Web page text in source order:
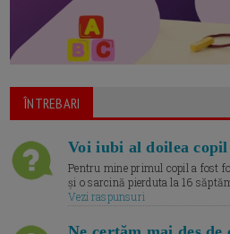
ÎNTREBARI
Voi iubi al doilea
Pentru mine primul copil a fost
și o sarcină pierduta la 16
Vezi raspunsuri